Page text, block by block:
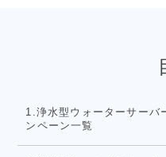
1.浄水型ウォーターサーバ
ンペーン一覧